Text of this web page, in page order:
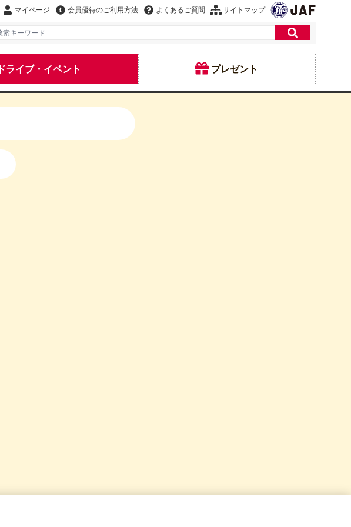
マイページ 会員優待のご利用方法 よくあるご質問 サイトマップ
ドライブ・イベント プレゼント